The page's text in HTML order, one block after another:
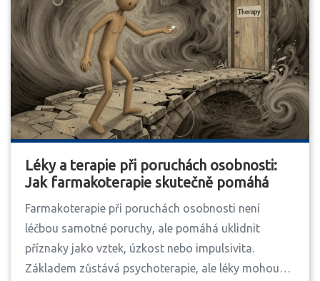
Léky a terapie při poruchách osobnosti:
Jak farmakoterapie skutečně pomáhá
Farmakoterapie při poruchách osobnosti není
léčbou samotné poruchy, ale pomáhá uklidnit
příznaky jako vztek, úzkost nebo impulsivita.
Základem zůstává psychoterapie, ale léky mohou